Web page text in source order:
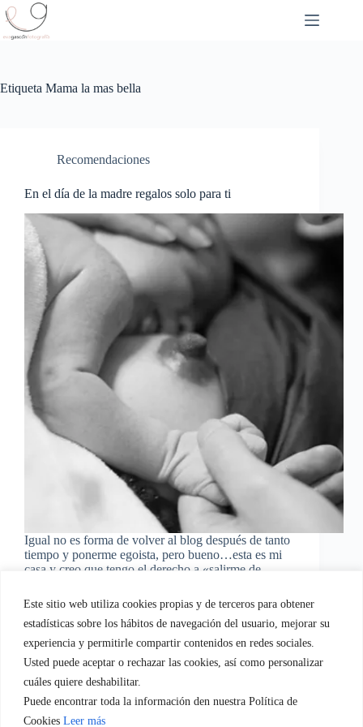
Este sitio web utiliza cookies propias y de terceros para obtener
estadísticas sobre los hábitos de navegación del usuario, mejorar su
experiencia y permitirle compartir contenidos en redes sociales.
Usted puede aceptar o rechazar las cookies, así como personalizar
cuáles quiere deshabilitar.
Puede encontrar toda la información den nuestra Política de
Cookies Leer más
Saltar
al
contenido
Etiqueta Mama la mas bella
Recomendaciones
En el día de la madre regalos solo para ti
Igual no es forma de volver al blog después de tanto
tiempo y ponerme egoista, pero bueno…esta es mi
casa y creo que tengo el derecho a «salirme de
¿no? El día de…
18/04/2024
2 comentarios
Quien soy Servicios empresa.
Servicios Familia
Blog
Regala-te Fotografia